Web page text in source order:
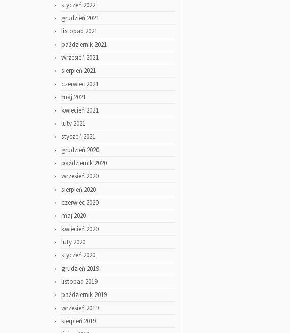
styczeń 2022
grudzień 2021
listopad 2021
październik 2021
wrzesień 2021
sierpień 2021
czerwiec 2021
maj 2021
kwiecień 2021
luty 2021
styczeń 2021
grudzień 2020
październik 2020
wrzesień 2020
sierpień 2020
czerwiec 2020
maj 2020
kwiecień 2020
luty 2020
styczeń 2020
grudzień 2019
listopad 2019
październik 2019
wrzesień 2019
sierpień 2019